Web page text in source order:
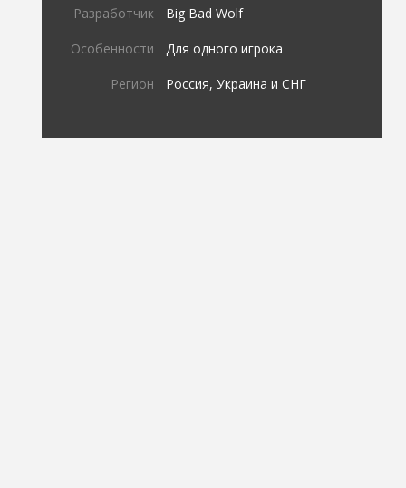
Разработчик Big Bad Wolf
Особенности Для одного игрока
Регион Россия, Украина и СНГ